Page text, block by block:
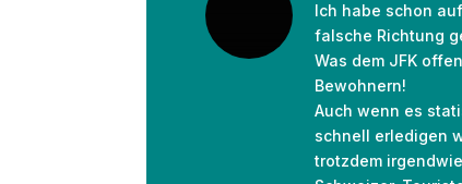
Ich habe schon
falsche Richtung
Was dem JFK
Bewohnern!
Auch wenn es
schnell erledigen
trotzdem